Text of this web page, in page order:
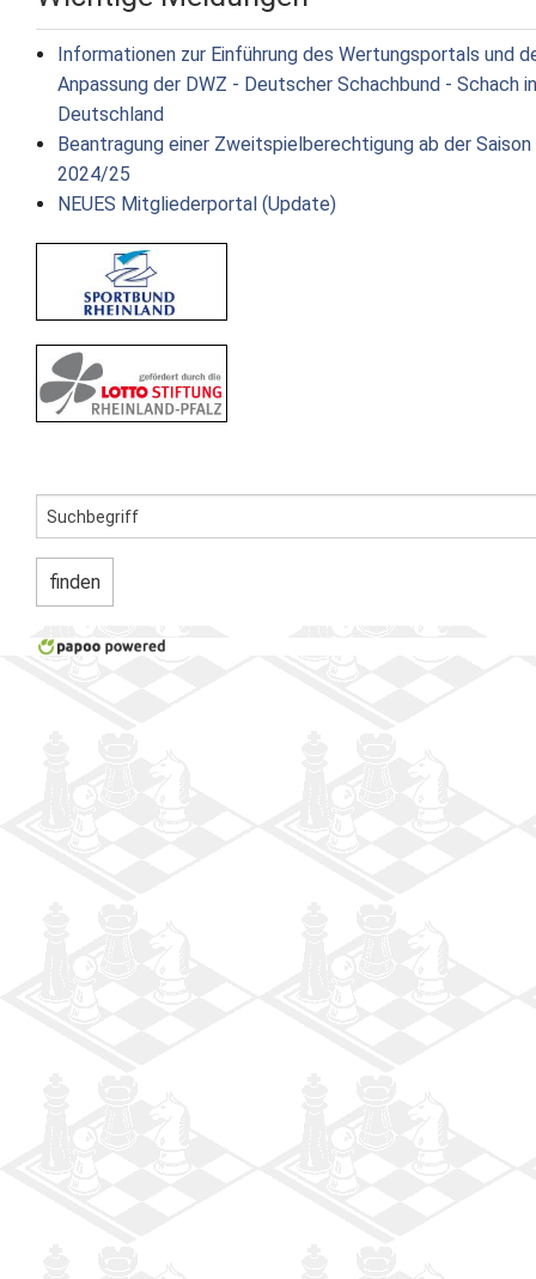
Informationen zur Einführung des Wertungsportals und
Anpassung der DWZ - Deutscher Schachbund - Schach in
Deutschland
Beantragung einer Zweitspielberechtigung ab der Saison
2024/25
NEUES Mitgliederportal (Update)